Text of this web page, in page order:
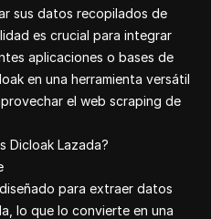
sus datos recopilados de
es crucial para integrar
aplicaciones o bases de
en una herramienta versátil
el web scraping de
Dicloak Lazada?
para extraer datos
lo que lo convierte en una